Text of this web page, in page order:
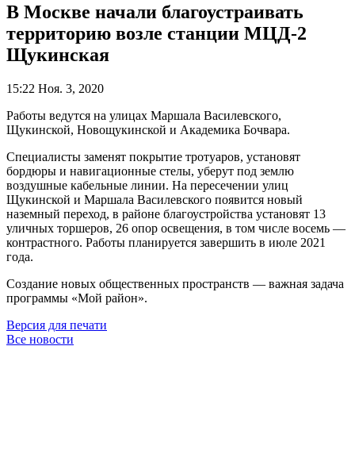
В Москве начали благоустраивать
территорию возле станции МЦД-2
Щукинская
15:22 Ноя. 3, 2020
Работы ведутся на улицах Маршала Василевского,
Щукинской, Новощукинской и Академика Бочвара.
Специалисты заменят покрытие тротуаров, установят
бордюры и навигационные стелы, уберут под землю
воздушные кабельные линии. На пересечении улиц
Щукинской и Маршала Василевского появится новый
наземный переход, в районе благоустройства установят 13
уличных торшеров, 26 опор освещения, в том числе восемь —
контрастного. Работы планируется завершить в июле 2021
года.
Создание новых общественных пространств — важная задача
программы «Мой район».
Версия для печати
Все новости